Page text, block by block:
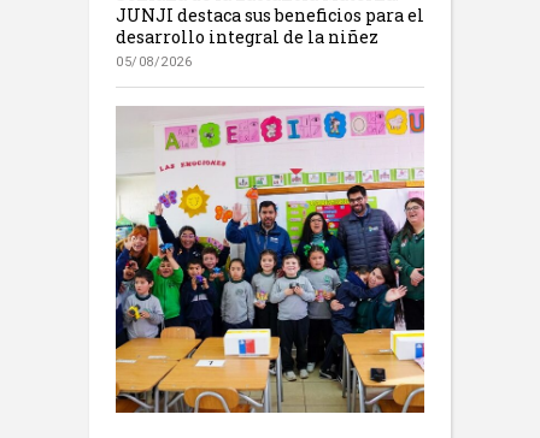
JUNJI destaca sus beneficios para el
desarrollo integral de la niñez
05/08/2026